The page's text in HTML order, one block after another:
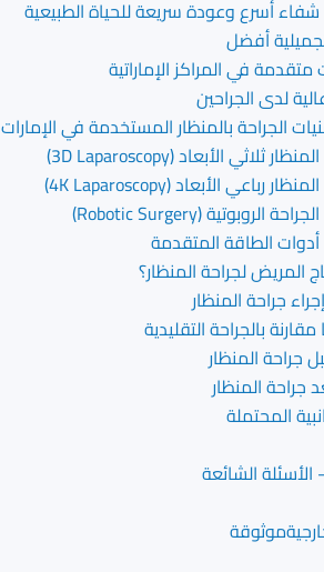
الجراحة بالمنظار المستخدمة في الإمارات
المريض لجراحة المنظار؟
جراحة المنظار
بالجراحة التقليدية
جراحة المنظار
جراحة المنظار
المحتملة